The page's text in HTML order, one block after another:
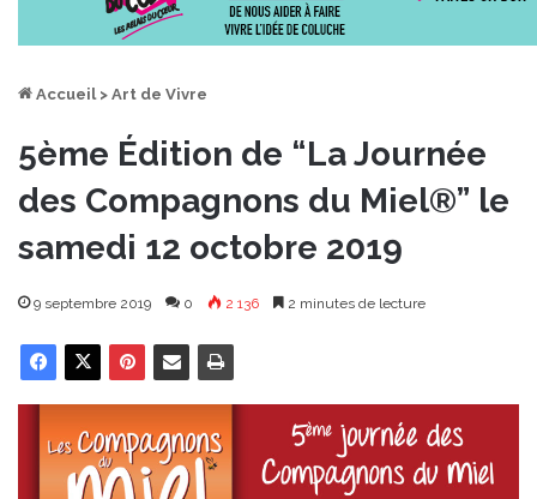
Accueil > Art de Vivre
5ème Édition de “La Journée
des Compagnons du Miel®” le
samedi 12 octobre 2019
9 septembre 2019 0 2 136 2 minutes de lecture